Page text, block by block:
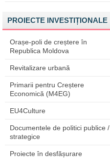
PROIECTE INVESTIȚIONALE
Orașe-poli de creștere în
Republica Moldova
Revitalizare urbană
Primarii pentru Creștere
Economică (M4EG)
EU4Culture
Documentele de politici publice /
strategice
Proiecte în desfășurare